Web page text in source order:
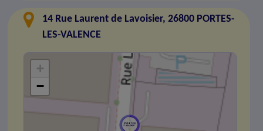
14 Rue Laurent de Lavoisier, 26800 PORTES-
LES-VALENCE
+
−